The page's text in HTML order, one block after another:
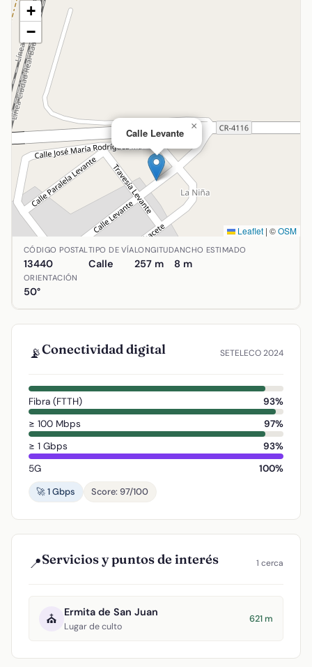
Calle Levante
×
+
−
Leaflet | ©OSM
Ubicación de Calle Levante en Argamasilla de
CÓDIGO POSTAL
13440
TIPO DE VÍA
Calle
LONGITUD
257 m
ANCHO ESTIMADO
8 m
ORIENTACIÓN
50°
📡Conectividad digital SETELECO 2024
Fibra (FTTH)
93%
≥ 100 Mbps
97%
≥ 1 Gbps
93%
5G
100%
🚀 1 Gbps
Score: 97/100
📍Servicios y puntos de interés 1 cerca
⛪ Ermita de San Juan
Lugar de culto
621 m